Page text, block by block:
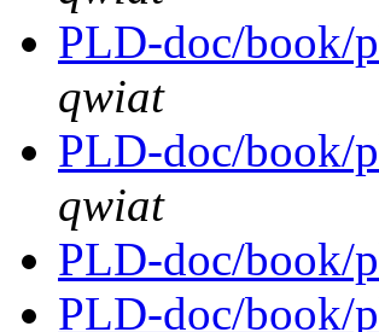
PLD-doc/book/
qwiat
PLD-doc/book/
qwiat
PLD-doc/book/
PLD-doc/book/